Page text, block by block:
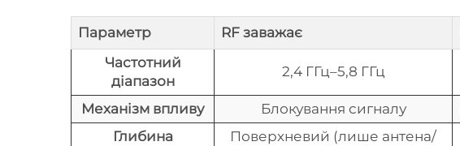
Параметр RF заважає
Частотний
діапазон
2,4 ГГц–5,8 ГГц
Механізм впливу Блокування сигналу
Глибина
Поверхневий (лише антена/